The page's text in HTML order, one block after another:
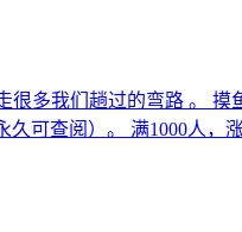
多我们趟过的弯路 。 摸
可查阅）。 满1000人，